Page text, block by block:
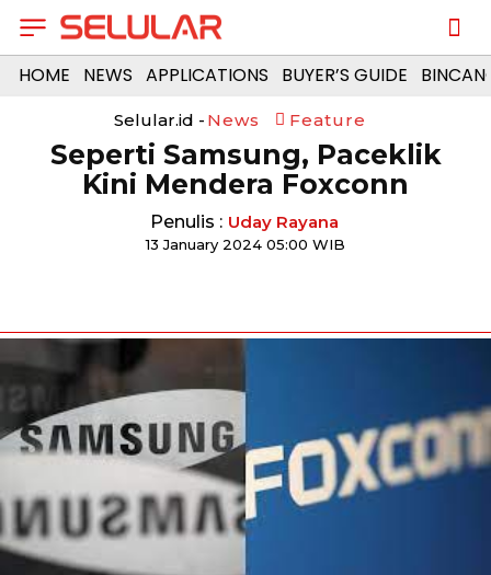
HOME NEWS APPLICATIONS BUYER’S GUIDE
Selular.id - News Feature
Seperti Samsung, Paceklik
Kini Mendera Foxconn
Penulis : Uday Rayana
13 January 2024 05:00 WIB